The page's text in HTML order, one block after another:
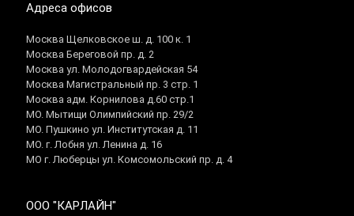
Адреса офисов
Москва Щелковское ш. д. 100 к. 1
Москва Береговой пр. д. 2
Москва ул. Молодогвардейская 54
Москва Магистральный пр. 3 стр. 1
Москва адм. Корнилова д.60 стр.1
МО. Мытищи Олимпийский пр. 29/2
МО. Пушкино ул. Институтская д. 11
МО. г. Лобня ул. Ленина д. 16
МО г. Люберцы ул. Комсомольский пр. д. 4
ООО "КАРЛАЙН"